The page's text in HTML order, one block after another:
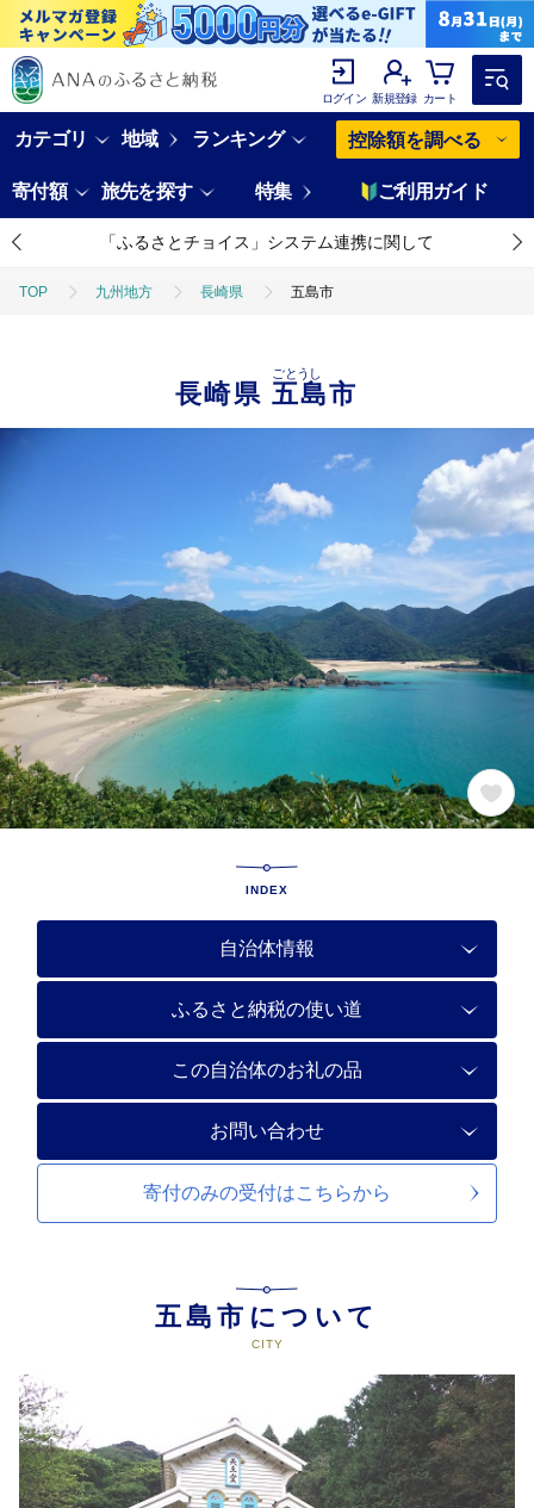
ログイン 新規登録 カート
カテゴリ 地域 ランキング 控除額を調べる
寄付額 旅先を探す 特集 ご利用ガイド
「ふるさとチョイス」システム連携に関して
TOP 九州地方 長崎県 五島市
長崎県五島市
ごとうし
INDEX
自治体情報
ふるさと納税の使い道
この自治体のお礼の品
お問い合わせ
寄付のみの受付はこちらから
五島市について